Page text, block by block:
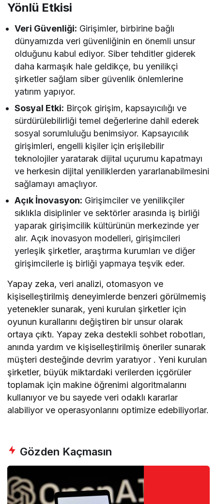
Yönlü Etkisi
Veri Güvenliği: Girişimler, birbirine bağlı
dünyamızda veri güvenliğinin en önemli unsur
olduğunu kabul ediyor. Siber tehditler giderek
daha karmaşık hale geldikçe, bu yenilikçi
şirketler sağlam siber güvenlik önlemlerine
yatırım yapıyor.
Sosyal Etki: Birçok girişim, kapsayıcılığı ve
sürdürülebilirliği temel değerlerine dahil ederek
sosyal sorumluluğu benimsiyor. Kapsayıcılık
girişimleri, engelli kişiler için erişilebilir
teknolojiler yaratarak dijital uçurumu kapatmayı
ve herkesin dijital yeniliklerden yararlanabilmesini
sağlamayı amaçlıyor.
Açık İnovasyon: Girişimciler ve yenilikçiler
sıklıkla disiplinler ve sektörler arasında iş birliği
yaparak girişimcilik kültürünün merkezinde yer
alır. Açık inovasyon modelleri, girişimcileri
yerleşik şirketler, araştırma kurumları ve diğer
girişimcilerle iş birliği yapmaya teşvik eder.
Yapay zeka, veri analizi, otomasyon ve
kişiselleştirilmiş deneyimlerde benzeri görülmemiş
yetenekler sunarak, yeni kurulan şirketler için
oyunun kurallarını değiştiren bir unsur olarak
ortaya çıktı. Yapay zeka destekli sohbet robotları,
anında yardım ve kişiselleştirilmiş öneriler sunarak
müşteri desteğinde devrim yaratıyor . Yeni kurulan
şirketler, büyük miktardaki verilerden içgörüler
toplamak için makine öğrenimi algoritmalarını
kullanıyor ve bu sayede veri odaklı kararlar
alabiliyor ve operasyonlarını optimize edebiliyorlar.
Gözden Kaçmasın